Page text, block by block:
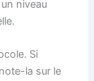
niveau
Si
la sur le